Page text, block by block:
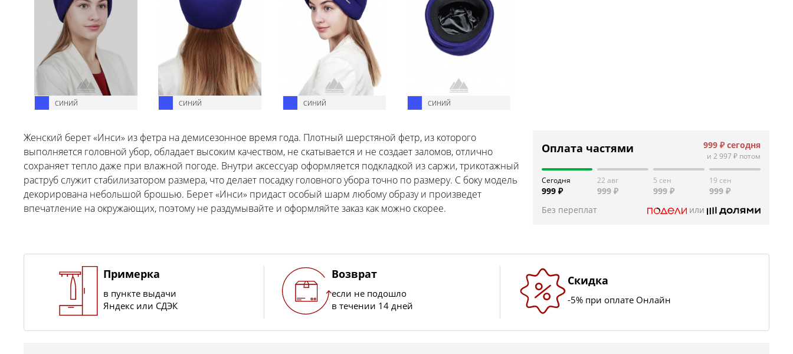
СИНИЙ СИНИЙ СИНИЙ СИНИЙ
Женский берет «Инси» из фетра на демисезонное время года. Плотный шерстяной фетр, из которого
выполняется головной убор, обладает высоким качеством, не скатывается и не создает заломов, отлично
сохраняет тепло даже при влажной погоде. Внутри аксессуар оформляется подкладкой из саржи, трикотажный
раструб служит стабилизатором размера, что делает посадку головного убора точно по размеру. С боку модель
декорирована небольшой брошью. Берет «Инси» придаст особый шарм любому образу и произведет
впечатление на окружающих, поэтому не раздумывайте и оформляйте заказ как можно скорее.
Оплата частями 999 ₽сегодня
и 2 997 ₽потом
Сегодня
999 ₽
22 авг
999 ₽
5 сен
999 ₽
19 сен
999 ₽
Без переплат
или
Примерка
в пункте выдачи
Яндекс или СДЭК
Возврат
если не подошло
в течении 14 дней
Скидка
-5% при оплате Онлайн